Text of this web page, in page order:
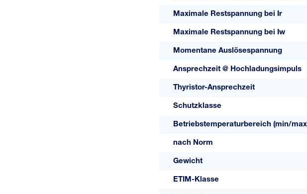
Maximale Restspannung bei Ir
Maximale Restspannung bei Iw
Momentane Auslösespannung
Ansprechzeit @ Hochladungsimpuls
Thyristor-Ansprechzeit
Schutzklasse
Betriebstemperaturbereich (min/
nach Norm
Gewicht
ETIM-Klasse